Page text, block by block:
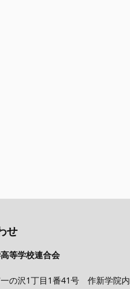
せ
等学校連合会
の沢1丁目1番41号 作新学院内